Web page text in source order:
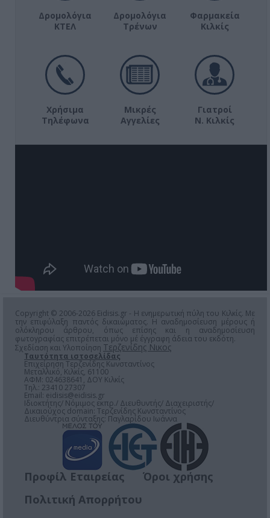
Δρομολόγια
ΚΤΕΛ
Δρομολόγια
Τρένων
Φαρμακεία
Κιλκίς
Χρήσιμα
Τηλέφωνα
Μικρές
Αγγελίες
Γιατροί
Ν. Κιλκίς
Copyright © 2006-2026 Eidisis.gr - Η ενημερωτική πύλη του Κιλκίς. Με
την επιφύλαξη παντός δικαιώματος. Η αναδημοσίευση μέρους ή
ολόκληρου άρθρου, όπως επίσης και η αναδημοσίευση
φωτογραφίας επιτρέπεται μόνο μέ έγγραφη άδεια του εκδότη.
Σχεδίαση και Υλοποίηση Τερζενίδης Νικος
Ταυτότητα ιστοσελίδας
Επιχείρηση Τερζενίδης Κωνσταντίνος
Μεταλλικό, Κιλκίς, 61100
ΑΦΜ: 024638641, ΔΟΥ Κιλκίς
Τηλ.: 23410 27307
Email: eidisis@eidisis.gr
Ιδιοκτήτης/ Νόμιμος εκπρ./ Διευθυντής/ Διαχειριστής/
Δικαιούχος domain: Τερζενίδης Κωνσταντίνος
Διευθύντρια σύνταξης: Παγλαρίδου Ιωάννα
Προφίλ Εταιρείας
Όροι χρήσης
Πολιτική Απορρήτου